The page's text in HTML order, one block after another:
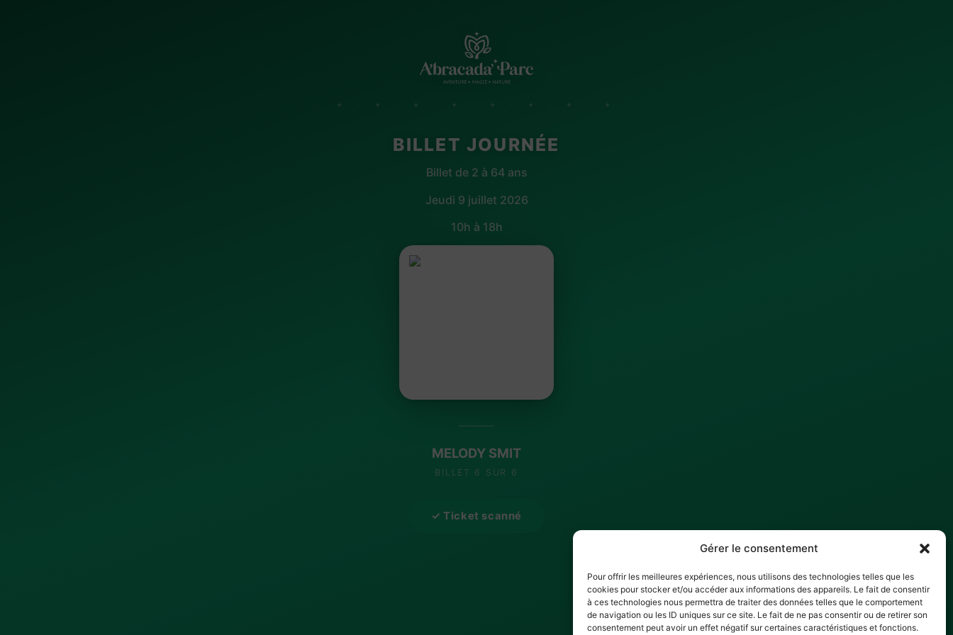
Gérer le consentement
Pour offrir les meilleures expériences, nous utilisons des technologies telles que les
cookies pour stocker et/ou accéder aux informations des appareils. Le fait de consentir
à ces technologies nous permettra de traiter des données telles que le comportement
de navigation ou les ID uniques sur ce site. Le fait de ne pas consentir ou de retirer son
consentement peut avoir un effet négatif sur certaines caractéristiques et fonctions.
✦ · ✦ · ✦ · ✦ · ✦ · ✦ · ✦ · ✦
BILLET JOURNÉE
Billet de 2 à 64 ans
Jeudi 9 juillet 2026
10h à 18h
MELODY SMIT
BILLET 6 SUR 6
✓ Ticket scanné